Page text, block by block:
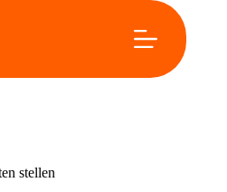
stellen